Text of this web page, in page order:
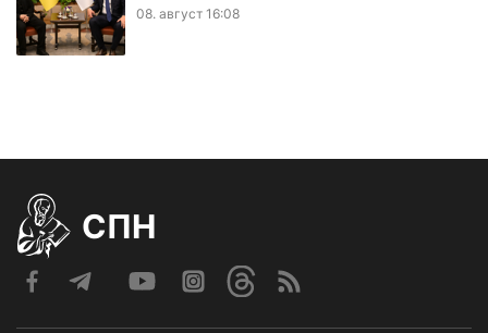
08. август 16:08
СПН